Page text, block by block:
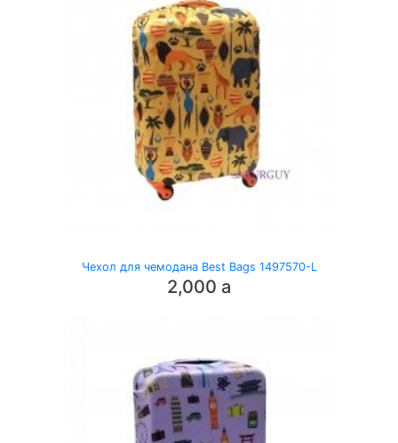
Чехол для чемодана Best Bags 1497570-L
2,000 a